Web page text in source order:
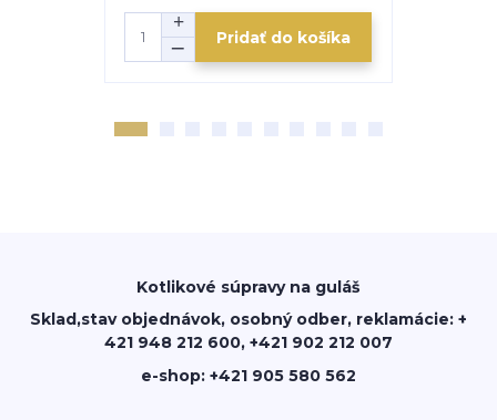
Pridať do košíka
Kotlikové súpravy na guláš
Sklad,stav objednávok, osobný odber, reklamácie: +
421 948 212 600, +421 902 212 007
e-shop: +421 905 580 562